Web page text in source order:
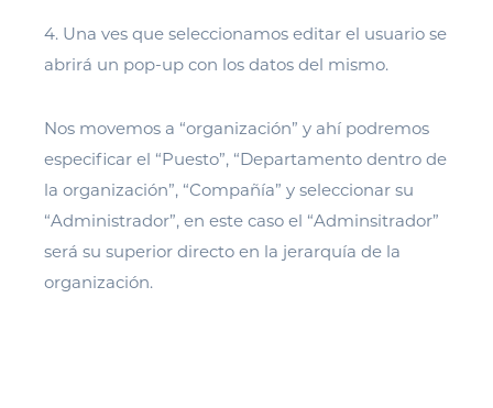
4. Una ves que seleccionamos editar el usuario se
abrirá un pop-up con los datos del mismo.
Nos movemos a “organización” y ahí podremos
especificar el “Puesto”, “Departamento dentro de
la organización”, “Compañía” y seleccionar su
“Administrador”, en este caso el “Adminsitrador”
será su superior directo en la jerarquía de la
organización.